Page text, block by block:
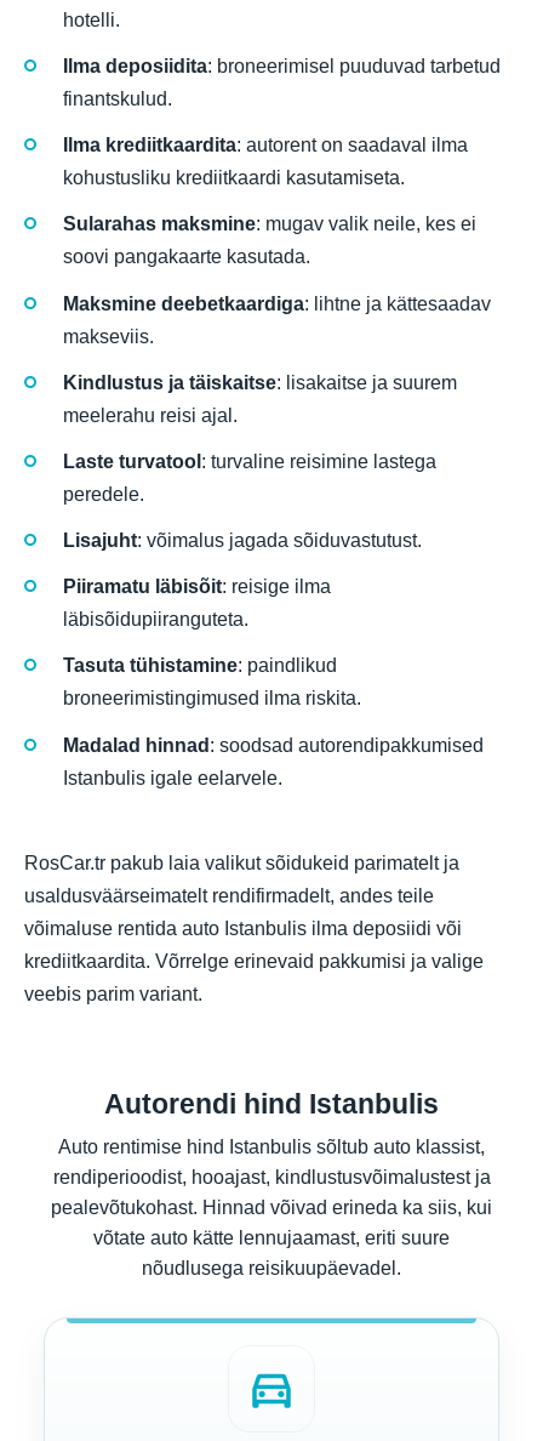
hotelli.
Ilma deposiidita: broneerimisel puuduvad tarbetud
finantskulud.
Ilma krediitkaardita: autorent on saadaval ilma
kohustusliku krediitkaardi kasutamiseta.
Sularahas maksmine: mugav valik neile, kes ei
soovi pangakaarte kasutada.
Maksmine deebetkaardiga: lihtne ja kättesaadav
makseviis.
Kindlustus ja täiskaitse: lisakaitse ja suurem
meelerahu reisi ajal.
Laste turvatool : turvaline reisimine lastega
peredele.
Lisajuht: võimalus jagada sõiduvastutust.
Piiramatu läbisõit: reisige ilma
läbisõidupiiranguteta.
Tasuta tühistamine: paindlikud
broneerimistingimused ilma riskita.
Madalad hinnad : soodsad autorendipakkumised
Istanbulis igale eelarvele.
RosCar.tr pakub laia valikut sõidukeid parimatelt ja
usaldusväärseimatelt rendifirmadelt, andes teile
võimaluse rentida auto Istanbulis ilma deposiidi või
krediitkaardita. Võrrelge erinevaid pakkumisi ja valige
veebis parim variant.
Autorendi hind Istanbulis
Auto rentimise hind Istanbulis sõltub auto klassist,
rendiperioodist, hooajast, kindlustusvõimalustest ja
pealevõtukohast. Hinnad võivad erineda ka siis, kui
võtate auto kätte lennujaamast, eriti suure
nõudlusega reisikuupäevadel.
directions_car